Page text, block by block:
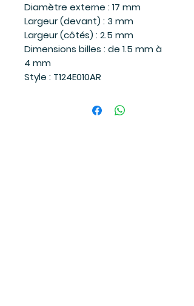
Diamètre externe : 17 mm
Largeur (devant) : 3 mm
Largeur (côtés) : 2.5 mm
Dimensions billes : de 1.5 mm à
4 mm
Style : T124E010AR